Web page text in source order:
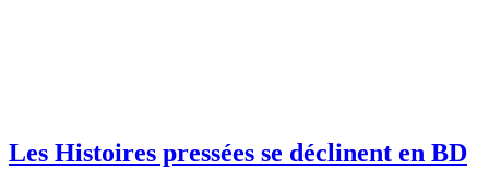
Les Histoires pressées se déclinent en BD